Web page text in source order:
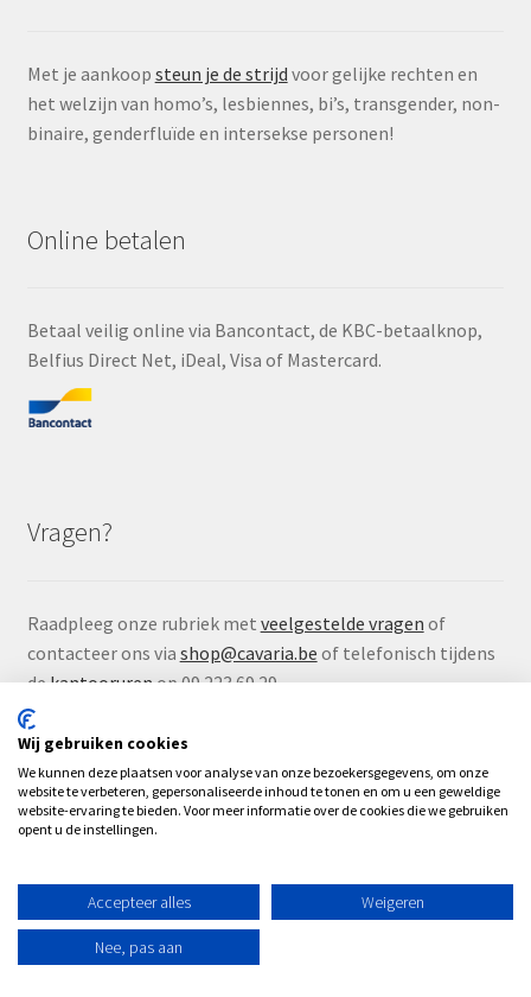
Met je aankoop steun je de strijd voor gelijke rechten en
het welzijn van homo’s, lesbiennes, bi’s, transgender, non-
binaire, genderfluïde en intersekse personen!
Online betalen
Betaal veilig online via Bancontact, de KBC-betaalknop,
Belfius Direct Net, iDeal, Visa of Mastercard.
Vragen?
Raadpleeg onze rubriek met veelgestelde vragen of
contacteer ons via shop@cavaria.be of telefonisch tijdens
dekantoorurenop 09 223 69 29.
© Çavaria Webshop 2026
Zoeken
Zoeken
Wij gebruiken cookies
We kunnen deze plaatsen voor analyse van onze bezoekersgegevens, om onze
website te verbeteren, gepersonaliseerde inhoud te tonen en om u een geweldige
website-ervaring te bieden. Voor meer informatie over de cookies die we gebruiken
opent u de instellingen.
Accepteer alles Weigeren
Nee, pas aan